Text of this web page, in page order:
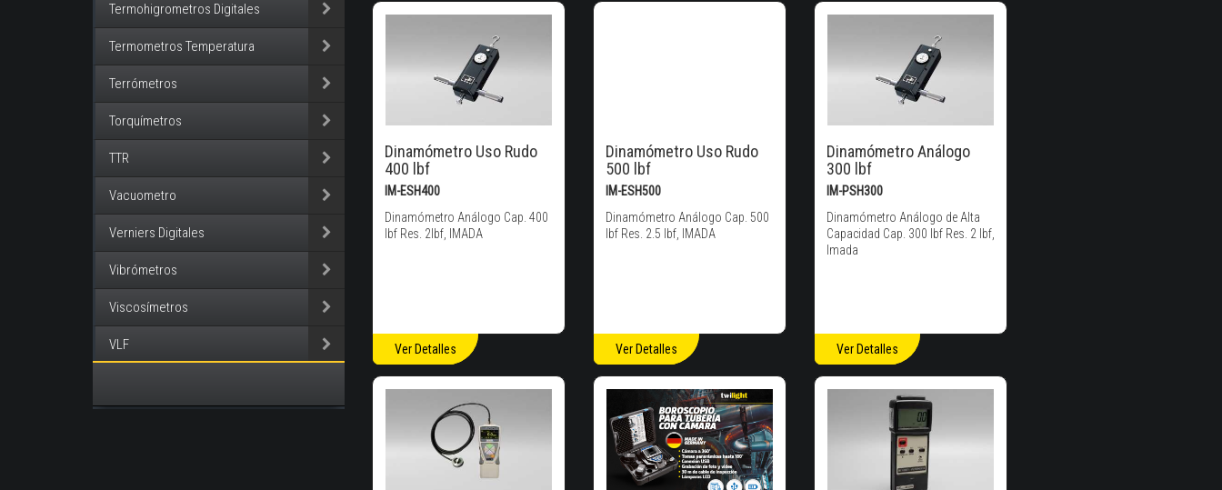
Termohigrometros Digitales
Termometros Temperatura
Terrómetros
Torquímetros
TTR
Vacuometro
Verniers Digitales
Vibrómetros
Viscosímetros
VLF
Dinamómetro Uso Rudo
400 lbf
IM-ESH400
Dinamómetro Análogo Cap. 400
lbf Res. 2lbf, IMADA
Ver Detalles
Dinamómetro Uso Rudo
500 lbf
IM-ESH500
Dinamómetro Análogo Cap. 500
lbf Res. 2.5 lbf, IMADA
Ver Detalles
Dinamómetro Análogo
300 lbf
IM-PSH300
Dinamómetro Análogo de Alta
Capacidad Cap. 300 lbf Res. 2 lbf,
Imada
Ver Detalles